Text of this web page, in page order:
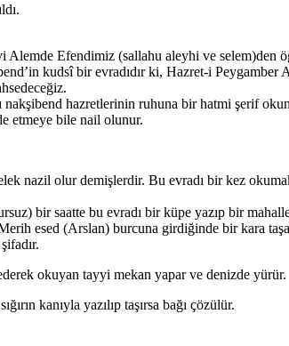
Efendimiz (sallahu aleyhi ve selem)den
kudsî bir evradıdır ki, Hazret-i
nakşibend hazretlerinin ruhuna bir hatmi şerif
etmeye bile nail olunur.
nazil olur demişlerdir. Bu evradı bir kez
bir saatte bu evradı bir küpe yazıp bir
esed (Arslan) burcuna girdiğinde bir kara taşa
okuyan tayyi mekan yapar ve denizde yürür.
kanıyla yazılıp taşırsa bağı çözülür.